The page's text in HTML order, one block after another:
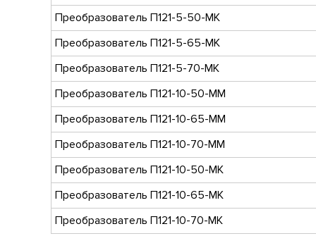
Преобразователь П121-5-50-МК
Преобразователь П121-5-65-МК
Преобразователь П121-5-70-МК
Преобразователь П121-10-50-ММ
Преобразователь П121-10-65-ММ
Преобразователь П121-10-70-ММ
Преобразователь П121-10-50-МК
Преобразователь П121-10-65-МК
Преобразователь П121-10-70-МК